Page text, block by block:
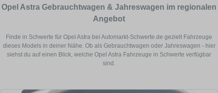
Opel Astra Gebrauchtwagen & Jahreswagen im regionalen
Angebot
Finde in Schwerte für Opel Astra bei Automarkt-Schwerte.de gezielt Fahrzeuge
dieses Models in deiner Nähe. Ob als Gebrauchtwagen oder Jahreswagen - hier
siehst du auf einen Blick, welche Opel Astra Fahrzeuge in Schwerte verfügbar
sind.